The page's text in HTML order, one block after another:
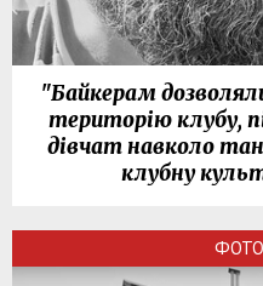
"Байкерам
територію клубу,
дівчат навколо
клубну